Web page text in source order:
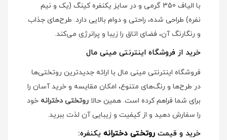
با الیاف 350 گرمی و در سایز یکنفره کینگ (یک و نیم
نفره) طراحی شده، راحتی و دوام بالایی دارد. طرح‌های جذاب
و رنگارنگ آن، فضای اتاق را زیبا و پرانرژی می‌کند.
خرید از فروشگاه اینترنتی مینی مال
فروشگاه اینترنتی مینی مال با ارائه جدیدترین روتختی‌ها
در طرح‌ها و رنگ‌های متنوع، امکان مقایسه و خرید آسان را
برای شما فراهم کرده است. همین حالا روتختی دخترانه خود
را سفارش دهید و از کیفیت و زیبایی آن لذت ببرید.
خرید و قیمت روتختی دخترانه یکنفره: